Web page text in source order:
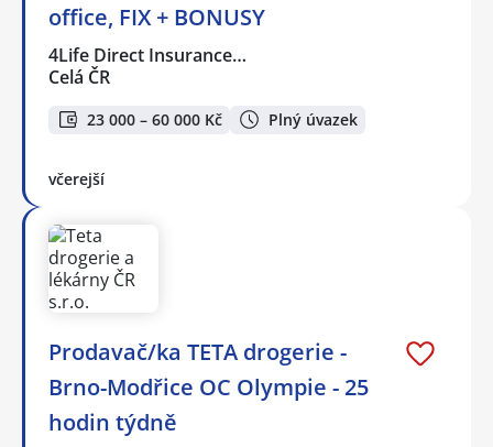
office, FIX + BONUSY
4Life Direct Insurance…
Celá ČR
23 000 – 60 000 Kč Plný úvazek
včerejší
Prodavač/ka TETA drogerie -
Brno-Modřice OC Olympie - 25
hodin týdně